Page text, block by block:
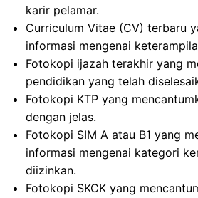
karir pelamar.
Curriculum Vitae (CV) terbaru
informasi mengenai
Fotokopi ijazah terakhir yang
pendidikan yang telah
Fotokopi KTP yang
dengan jelas.
Fotokopi SIM A atau B1 yang
informasi mengenai kategori
diizinkan.
Fotokopi SKCK yang